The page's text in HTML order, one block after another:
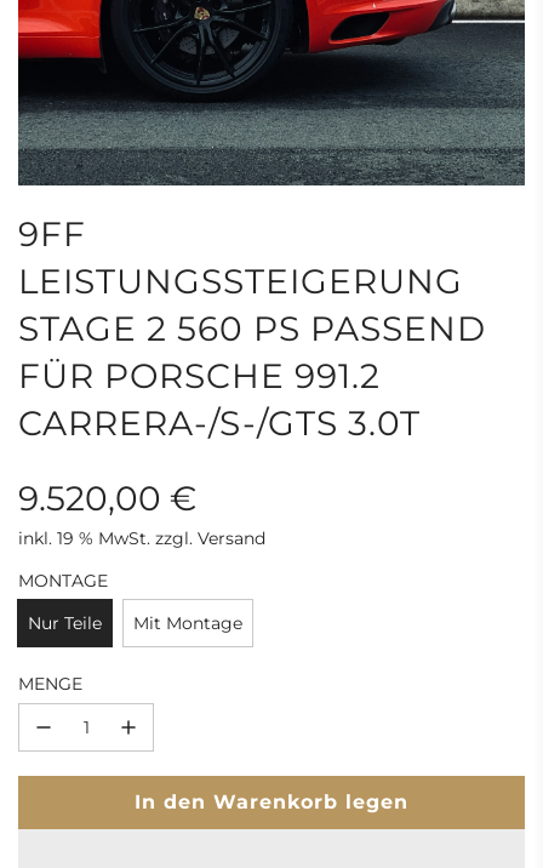
9FF
LEISTUNGSSTEIGERUNG
STAGE 2 560 PS PASSEND
FÜR PORSCHE 991.2
CARRERA-/S-/GTS 3.0T
Sonderpreis
Regulärer
Preis
9.520,00 €
inkl. 19 % MwSt. zzgl. Versand
MONTAGE
Nur Teile
Mit Montage
MENGE
L
a
In den Warenkorb legen